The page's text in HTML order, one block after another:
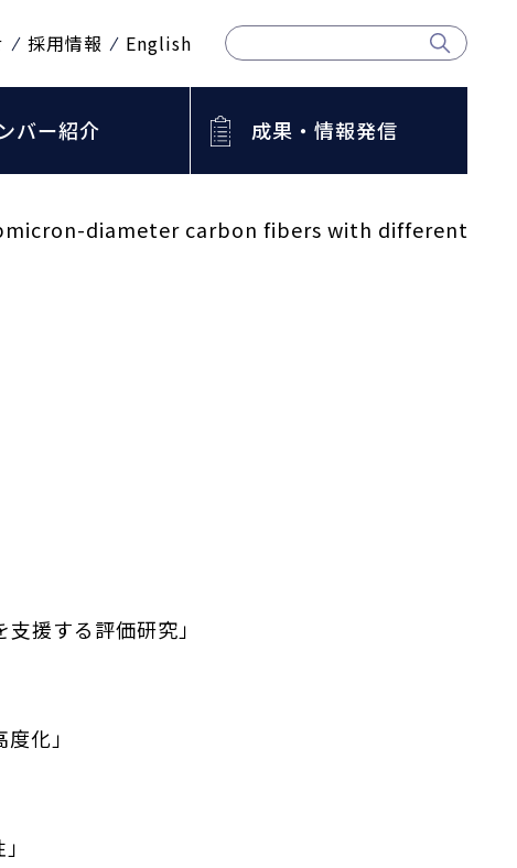
採用情報 English
バー紹介 成果・情報発信
diameter carbon fibers with different
援する評価研究」
化」